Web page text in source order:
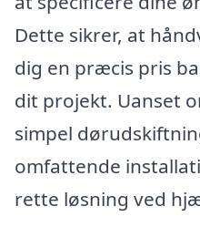
Dette sikrer, at
dig en præcis pris
dit projekt. Uanset
simpel
omfattende
rette løsning ved